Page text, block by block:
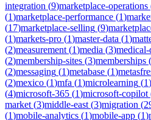
integration (9)marketplace-operations
(1)marketplace-performance (1)
(17)marketplace-selling (9)
(1)markets-pro (1)master-data (1)
(2)measurement (1)media (3)
(2)membership-sites (3)memberships (
(2)messaging (1)metabase (1)
(2)mexico (1)mfa (1)microlearning (1)
(4)microsoft-365 (1)microsoft-copilot
market (3)middle-east (3)migration (
(1)mobile-analytics (1)mobile-app (1)